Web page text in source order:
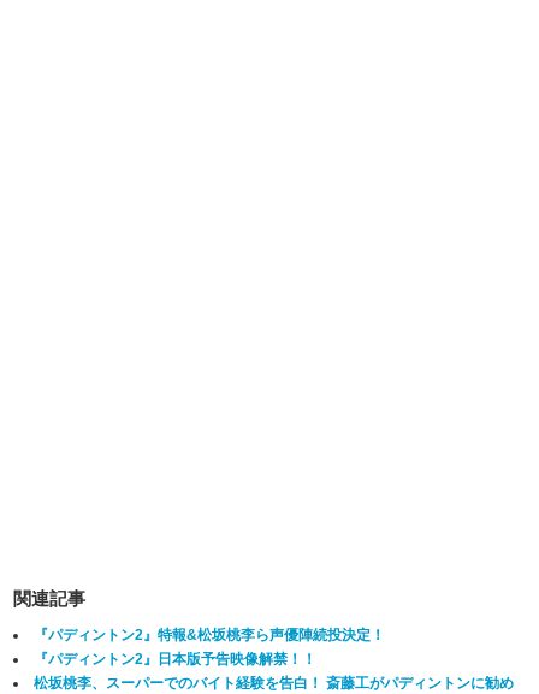
関連記事
『パディントン2』特報&松坂桃李ら声優陣続投決定！
『パディントン2』日本版予告映像解禁！！
松坂桃李、スーパーでのバイト経験を告白！ 斎藤工がパディントンに勧め